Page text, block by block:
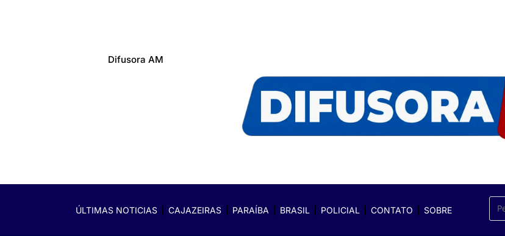
Difusora AM
ÚLTIMAS NOTICIAS CAJAZEIRAS PARAÍBA BRASIL POLICIAL CONTATO SOBRE